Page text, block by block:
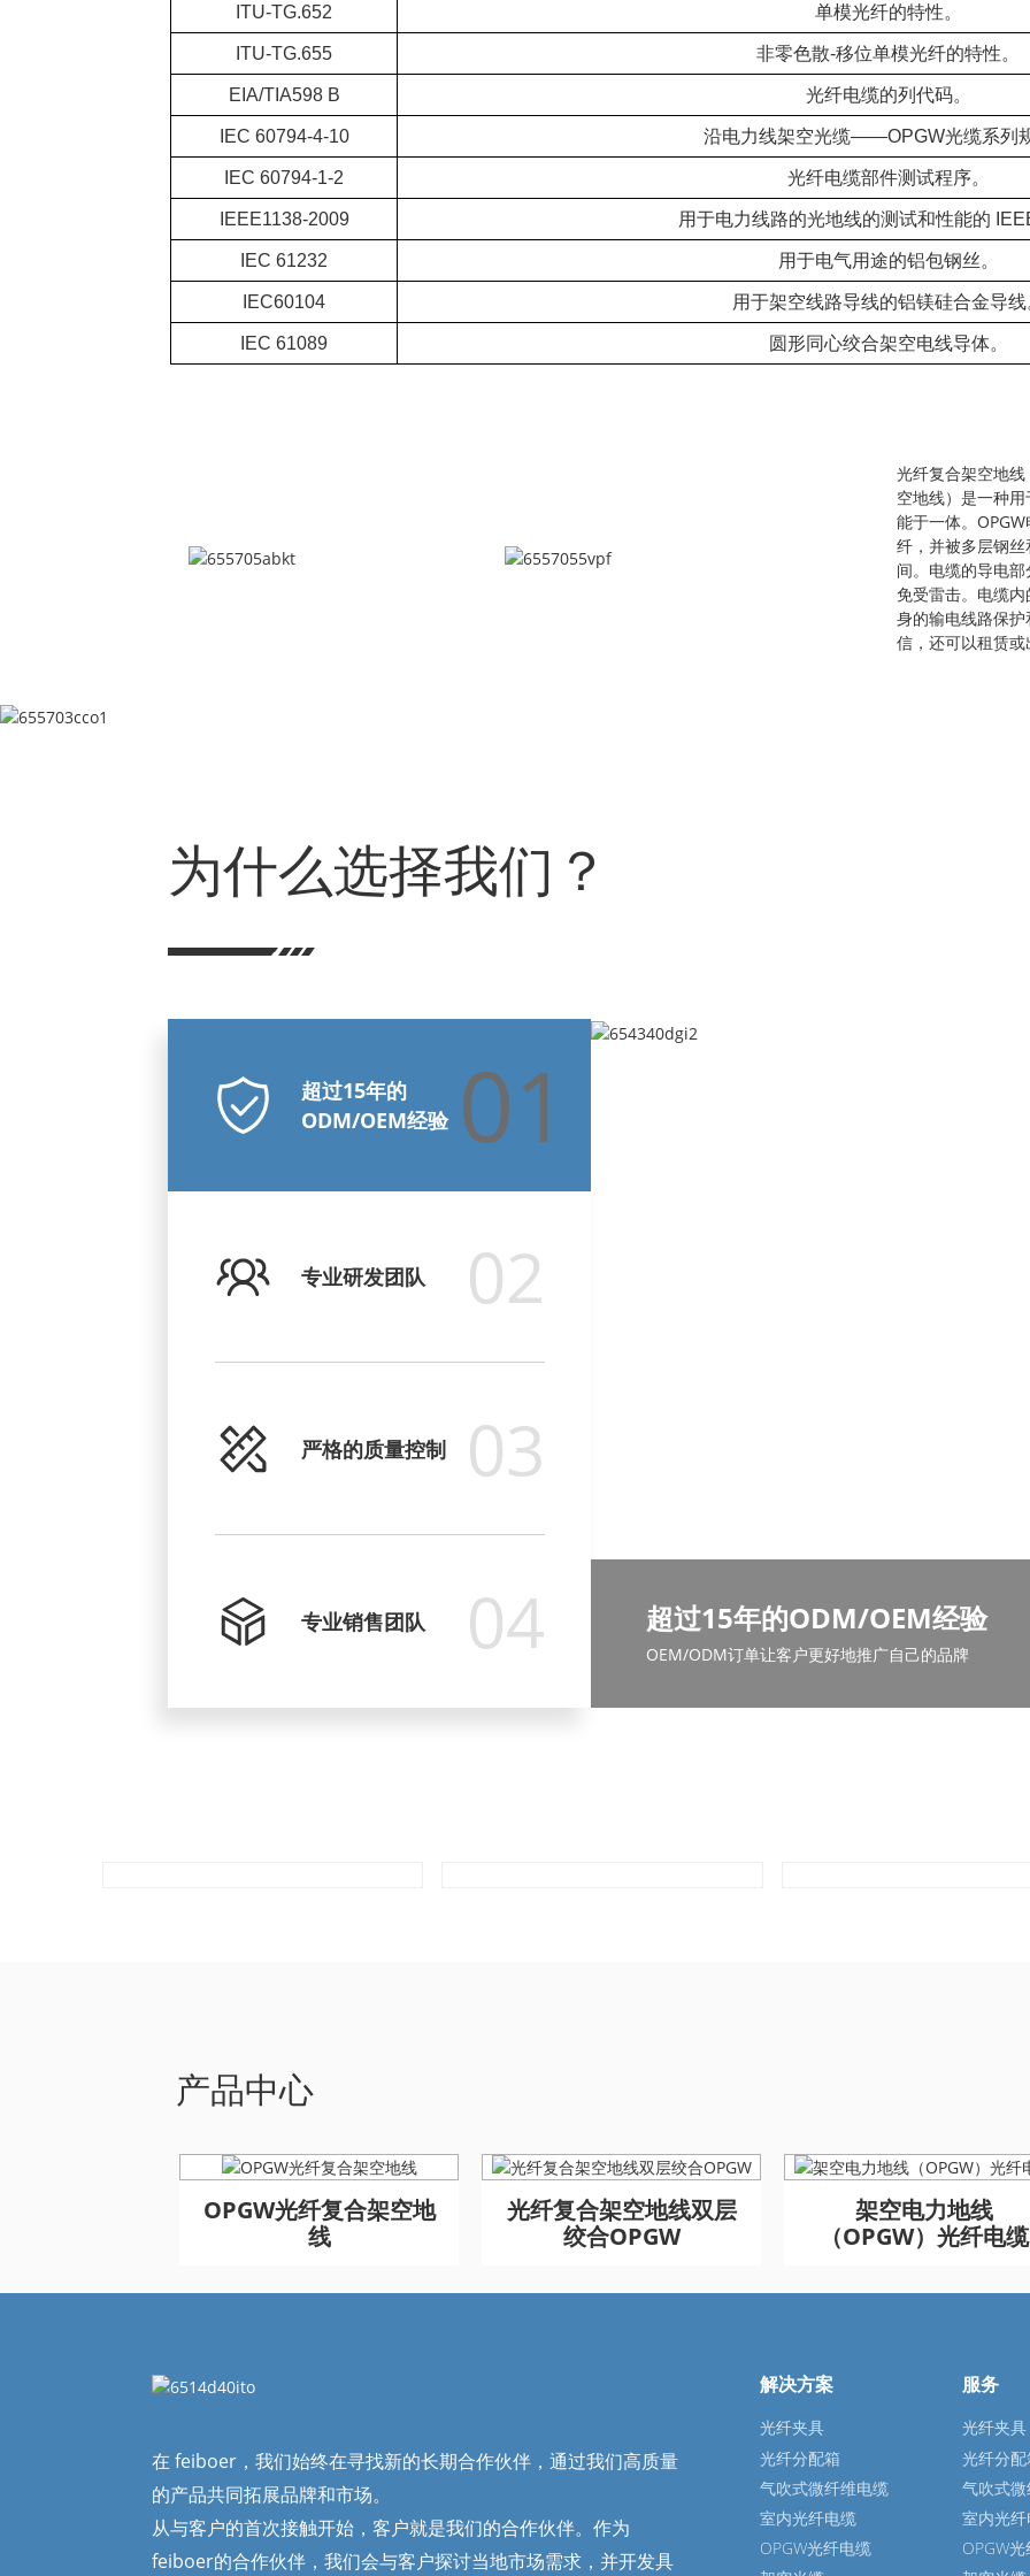
ITU-TG.652 单模光纤的特性。
ITU-TG.655 非零色散-移位单模光纤的特性。
EIA/TIA598 B 光纤电缆的列代码。
IEC 60794-4-10 沿电力线架空光缆——OPGW光缆系列规
IEC 60794-1-2 光纤电缆部件测试程序。
IEEE1138-2009 用于电力线路的光地线的测试和性能的
IEC 61232 用于电气用途的铝包钢丝。
IEC60104 用于架空线路导线的铝镁硅合金导线
IEC 61089 圆形同心绞合架空电线导体。
光纤复合架空地线
空地线）是一种
能于一体。
纤，并被多层钢
间。电缆的导电
免受雷击。电缆
身的输电线路保
信，还可以租赁或
为什么选择我们？
超过15年的
ODM/OEM经验 01
专业研发团队 02
严格的质量控制 03
专业销售团队 04 超过15年的ODM/OEM经验
OEM/ODM订单让客户更好地推广自己的品牌
专业研发团队
我们的研发部门占公司总规模的 60%。
为确保产品质量符合国际标准要求，我们始终注重产
CE、RoHS 等产品认证。
专业销售团队
我们有一套严格的培训流程，让他们在客户面前表现
产品中心
OPGW光纤复合架空地
线
光纤复合架空地线双层
绞合OPGW
架空电力地线
（OPGW）光纤电缆
GYFTA53 铠装室外光缆
96芯
GYFTA53 铠装室外光缆
96芯
GYFTA53 铠装室外光缆
96芯
GYFTA53 铠装室外光缆
96芯
GYFTA53 铠装室外光缆
96芯
GYFTA53 铠装室外光缆
96芯
在 feiboer，我们始终在寻找新的长期合作伙伴，通过我们高质量
的产品共同拓展品牌和市场。
从与客户的首次接触开始，客户就是我们的合作伙伴。作为
feiboer的合作伙伴，我们会与客户探讨当地市场需求，并开发具
解决方案
光纤夹具
光纤分配箱
气吹式微纤维电缆
室内光纤电缆
OPGW光纤电缆
服务
光纤夹具
光纤分配
气吹式
室内光
OPGW